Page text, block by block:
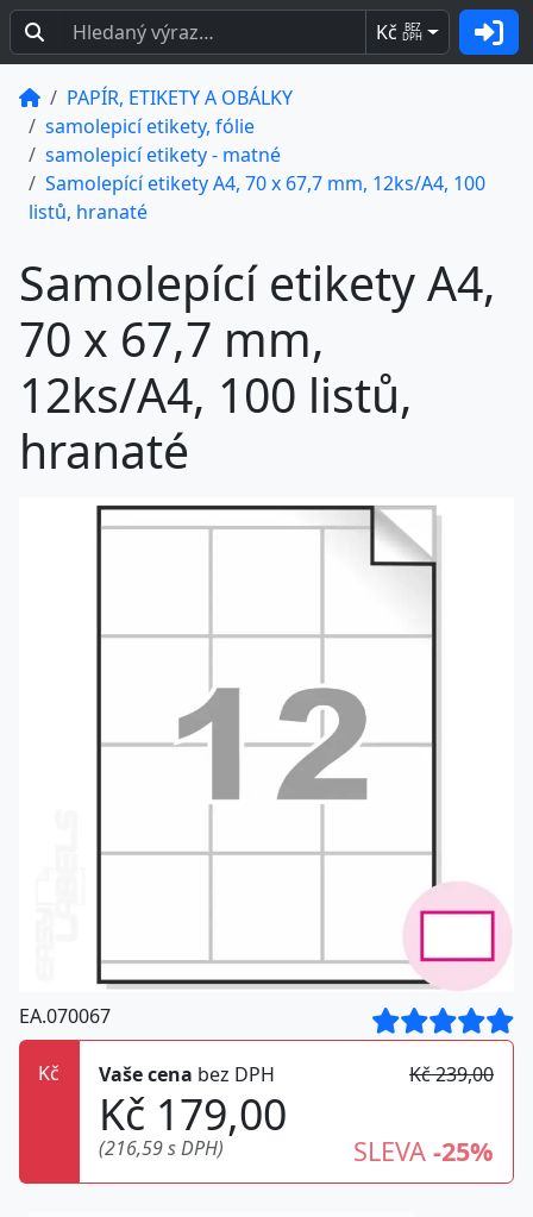
Kč BEZ
DPH
PAPÍR, ETIKETY A OBÁLKY
samolepicí etikety, fólie
samolepicí etikety - matné
Samolepící etikety A4, 70 x 67,7 mm, 12ks/A4, 100
listů, hranaté
Samolepící etikety A4,
70 x 67,7 mm,
12ks/A4, 100 listů,
hranaté
EA.070067
Kč Vaše cena bez DPH Kč 239,00
Kč 179,00
(216,59 s DPH) SLEVA -25%